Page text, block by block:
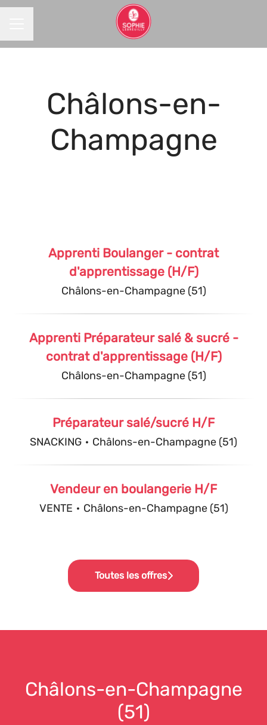
Châlons-en-
Champagne
Apprenti Boulanger - contrat
d'apprentissage (H/F)
Châlons-en-Champagne (51)
Apprenti Préparateur salé & sucré -
contrat d'apprentissage (H/F)
Châlons-en-Champagne (51)
Préparateur salé/sucré H/F
SNACKING · Châlons-en-Champagne (51)
Vendeur en boulangerie H/F
VENTE · Châlons-en-Champagne (51)
Toutes les offres
Châlons-en-Champagne
(51)